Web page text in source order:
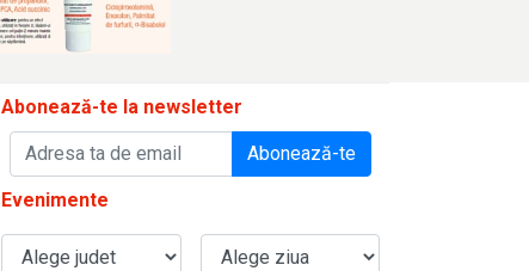
Abonează-te la newsletter
Abonează-te
Evenimente